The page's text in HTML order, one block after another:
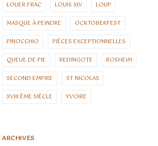
LOUER FRAC LOUIS XIV LOUP
MASQUE À PEINDRE OCKTOBERFEST
PINOCCHIO PIÈCES EXCEPTIONNELLES
QUEUE DE PIE REDINGOTE ROSHEIM
SECOND EMPIRE ST NICOLAS
XVIII ÈME SIÈCLE YVOIRE
ARCHIVES